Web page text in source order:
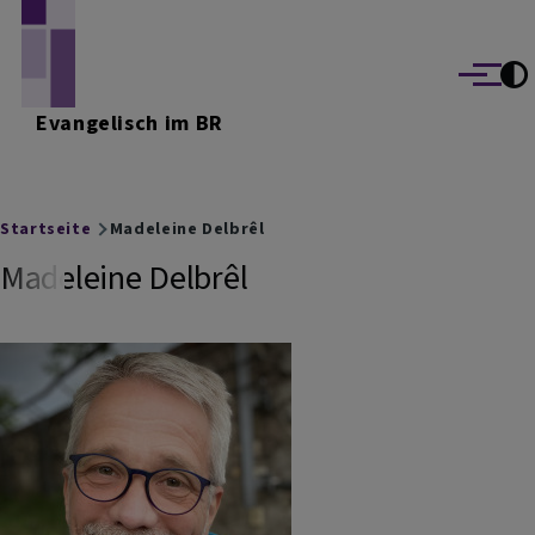
Evangelisch im BR
Menü
Breadcrumb
Startseite Madeleine Delbrêl
Madeleine Delbrêl